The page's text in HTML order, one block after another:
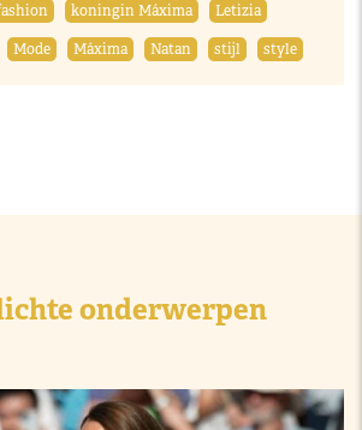
koningin Máxima
Letizia
Mode Máxima Natan stijl style
onderwerpen